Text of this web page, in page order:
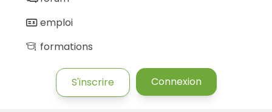
emploi
formations
S'inscrire Connexion